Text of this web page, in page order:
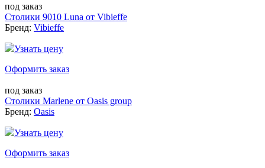
под заказ
Столики 9010 Luna от Vibieffe
Бренд: Vibieffe
Узнать цену
Оформить заказ
под заказ
Столики Marlene от Oasis group
Бренд: Oasis
Узнать цену
Оформить заказ